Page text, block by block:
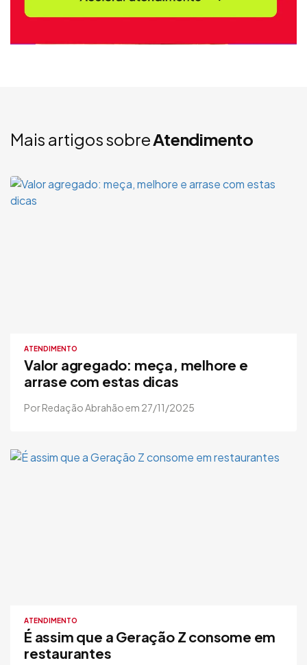
Mais artigos sobreAtendimento
ATENDIMENTO
Valor agregado: meça, melhore e
arrase com estas dicas
Por Redação Abrahão em 27/11/2025
ATENDIMENTO
É assim que a Geração Z consome em
restaurantes